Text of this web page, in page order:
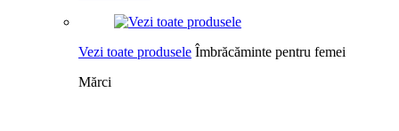
Vezi toate produsele Îmbrăcăminte pentru femei
Mărci